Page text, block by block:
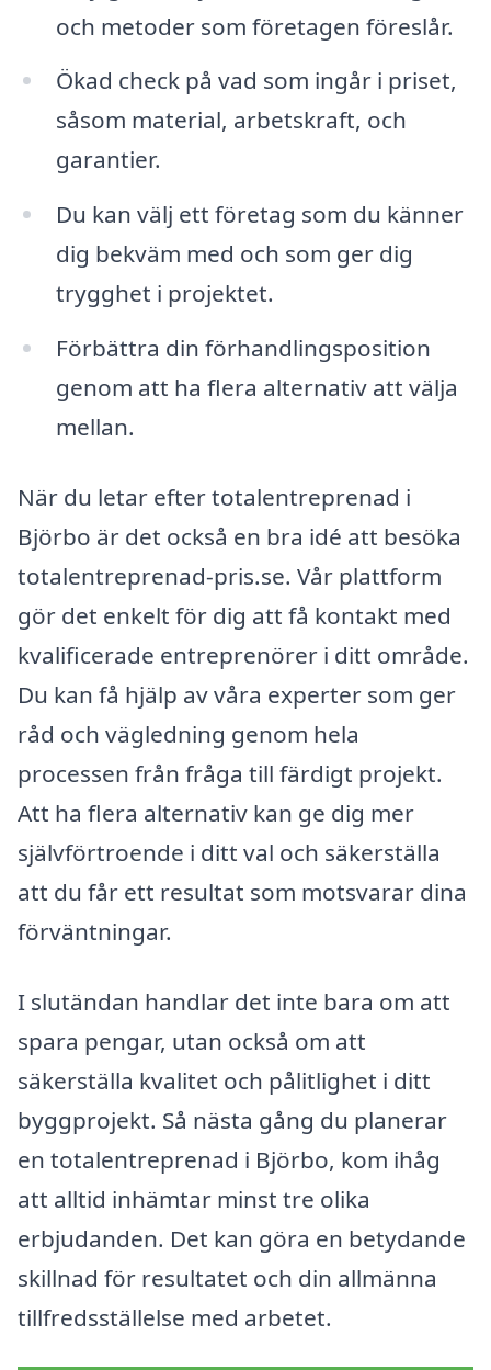
och metoder som företagen föreslår.
Ökad check på vad som ingår i priset,
såsom material, arbetskraft, och
garantier.
Du kan välj ett företag som du känner
dig bekväm med och som ger dig
trygghet i projektet.
Förbättra din förhandlingsposition
genom att ha flera alternativ att välja
mellan.
När du letar efter totalentreprenad i
Björbo är det också en bra idé att besöka
totalentreprenad-pris.se. Vår plattform
gör det enkelt för dig att få kontakt med
kvalificerade entreprenörer i ditt område.
Du kan få hjälp av våra experter som ger
råd och vägledning genom hela
processen från fråga till färdigt projekt.
Att ha flera alternativ kan ge dig mer
självförtroende i ditt val och säkerställa
att du får ett resultat som motsvarar dina
förväntningar.
I slutändan handlar det inte bara om att
spara pengar, utan också om att
säkerställa kvalitet och pålitlighet i ditt
byggprojekt. Så nästa gång du planerar
en totalentreprenad i Björbo, kom ihåg
att alltid inhämtar minst tre olika
erbjudanden. Det kan göra en betydande
skillnad för resultatet och din allmänna
tillfredsställelse med arbetet.